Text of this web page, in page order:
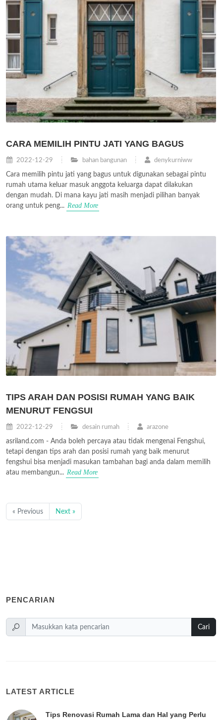
CARA MEMILIH PINTU JATI YANG BAGUS
2022-12-29 bahan bangunan denykurniww
Cara memilih pintu jati yang bagus untuk digunakan sebagai pintu
rumah utama keluar masuk anggota keluarga dapat dilakukan
dengan mudah. Di mana kayu jati masih menjadi pilihan banyak
orang untuk peng... Read More
TIPS ARAH DAN POSISI RUMAH YANG BAIK
MENURUT FENGSUI
2022-12-29 desain rumah arazone
asriland.com - Anda boleh percaya atau tidak mengenai Fengshui,
tetapi dengan tips arah dan posisi rumah yang baik menurut
fengshui bisa menjadi masukan tambahan bagi anda dalam memilih
atau membangun... Read More
« Previous Next »
PENCARIAN
Cari
LATEST ARTICLE
Tips Renovasi Rumah Lama dan Hal yang Perlu